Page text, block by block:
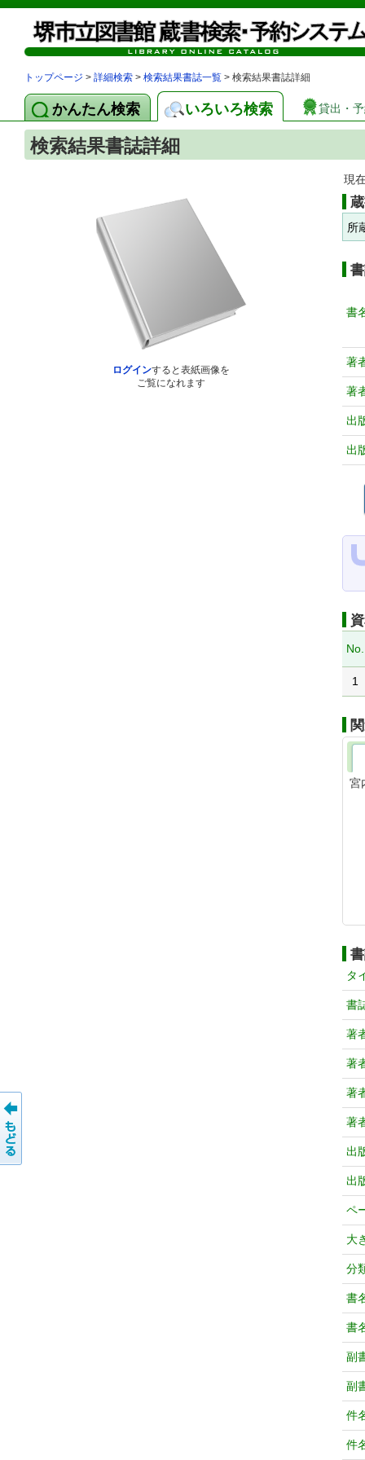
トップページ > 詳細検索 > 検索結果書誌一覧 > 検索結果書誌詳細
かんたん検索 いろいろ検索 貸出・
検索結果書誌詳細
ログインすると表紙画像を
ご覧になれます
現
所
書
著
著
出
出
No.
1
宮
タ
書
著
著
著
著
出
出
ペ
大
分
書
書
副
副
件
件